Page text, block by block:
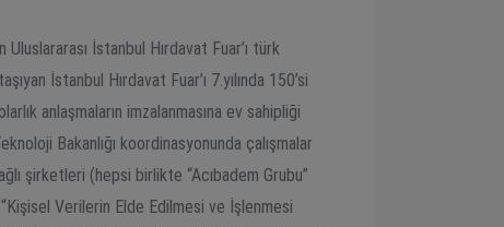
İstanbul Hırdavat Fuar’ı türk
İstanbul Hırdavat Fuar’ı 7.yılında 150’si
anlaşmaların imzalanmasına ev sahipliği
Bakanlığı koordinasyonunda çalışmalar
şirketleri (hepsi birlikte “Acıbadem Grubu”
Verilerin Elde Edilmesi ve İşlenmesi